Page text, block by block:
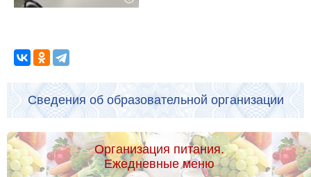
Сведения об образовательной организации
Организация питания.
Ежедневные меню